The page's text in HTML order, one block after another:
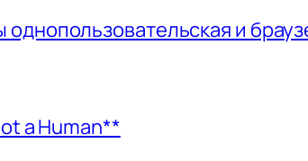
и
a Human**